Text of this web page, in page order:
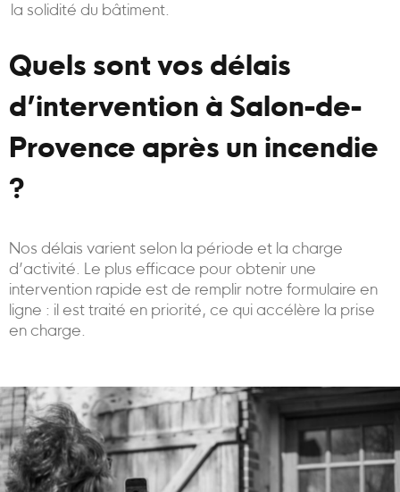
la solidité du bâtiment.
Quels sont vos délais
d’intervention à Salon-de-
Provence après un incendie
?
Nos délais varient selon la période et la charge
d’activité. Le plus efficace pour obtenir une
intervention rapide est de remplir notre formulaire en
ligne : il est traité en priorité, ce qui accélère la prise
en charge.